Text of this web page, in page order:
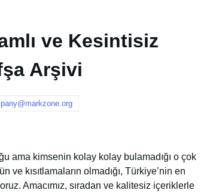
ve Kesintisiz
Arşivi
ama kimsenin kolay kolay bulamadığı o çok
kısıtlamaların olmadığı, Türkiye’nin en
Amacımız, sıradan ve kalitesiz içeriklerle